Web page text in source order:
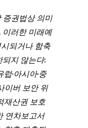
권법상 의미
러한 미래예
되거나 함축
지 않는다:
·아시아·중
이버 보안 위
재산권 보호
연차보고서